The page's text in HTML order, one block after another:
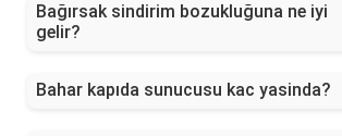
Bağırsak sindirim bozukluğuna ne iyi
gelir?
Bahar kapıda sunucusu kac yasinda?